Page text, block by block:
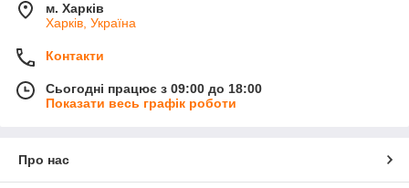
м. Харків
Харків, Україна
Контакти
Сьогодні працює з 09:00 до 18:00
Показати весь графік роботи
Про нас